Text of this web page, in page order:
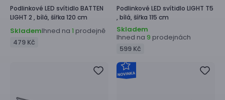
Podlinkové LED svítidlo BATTEN
LIGHT 2 , bílá, šířka 120 cm
SklademIhned na 1 prodejně
479 Kč
Podlinkové LED svítidlo LIGHT T5
, bílá, šířka 115 cm
Skladem
Ihned na 9 prodejnách
599 Kč